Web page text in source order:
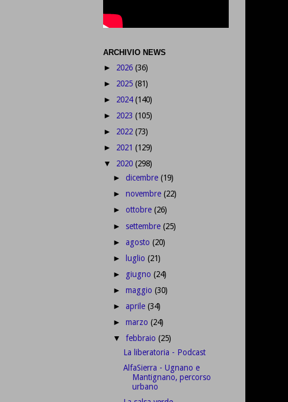
ARCHIVIO NEWS
► 2026 (36)
► 2025 (81)
► 2024(140)
► 2023 (105)
► 2022 (73)
► 2021 (129)
▼ 2020 (298)
►dicembre(19)
►novembre(22)
►ottobre(26)
► settembre(25)
►agosto(20)
► luglio(21)
► giugno(24)
►maggio(30)
►aprile(34)
►marzo(24)
▼febbraio(25)
La liberatoria - Podcast
AlfaSierra - Ugnano e
Mantignano, percorso
urbano